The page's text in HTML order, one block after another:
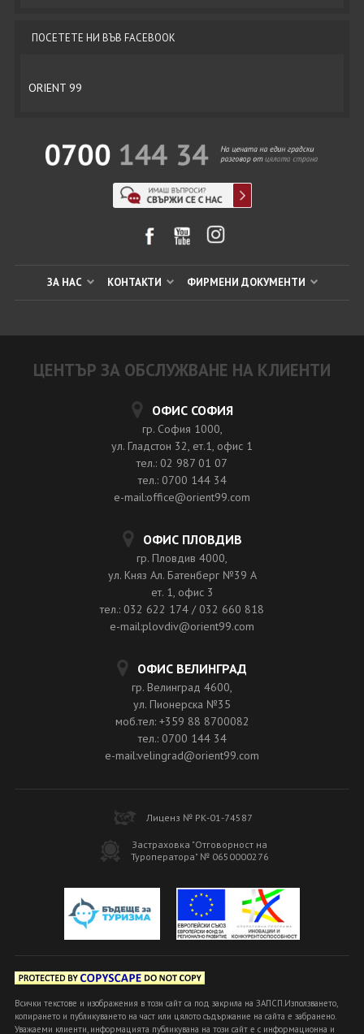
ПОСЕТЕТЕ НИ ВЪВ FACEBOOK
ORIENT 99
ЗА НАС КОНТАКТИ ФИРМЕНИ ДОКУМЕНТИ
ЦЕНТЪР ЗА ОБСЛУЖВАНЕ НА КЛИЕНТИ
ОФИС СОФИЯ
гр. София 1000,
ул. Гладстон 32, ет.1, офис 1
тел.: 02 987 01 07
тел.: 0700 144 34
e-mail:office@orient99.com
ОФИС ПЛОВДИВ
гр. Пловдив 4000,
ул. Княз Ал. Батенберг №39 A
ет. 1, офис 3
тел.: 032 622 174 / 032 660 818
e-mail:plovdiv@orient99.com
ОФИС ВЕЛИНГРАД
гр. Велинград 4600,
ул. Пионерска №35
моб.тел: +359 88 8700082
тел.: 0700 144 34
e-mail:velingrad@orient99.com
Лиценз № РК-01-74587
Застраховка "Отговорност на
Туроператора" № 0650000276
Всички текстове и изображения в този сайт са под закрила на ЗАПСП.Използването,
копирането и публикуването на част или цялото съдържание на сайта е забранено.
Уважаеми клиенти, информацията публикувана на този сайт е с информационна и